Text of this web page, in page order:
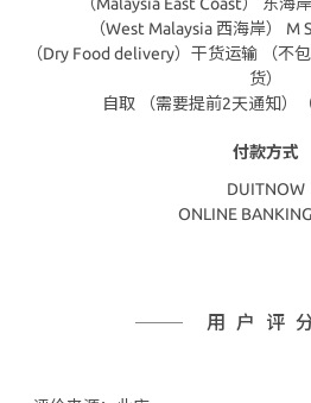
（West Malaysia 西海岸） M
（Dry Food delivery）干货运输 （不
货）
自取 （需要提前2天通知）
付款方式
DUITNOW
ONLINE
用户评